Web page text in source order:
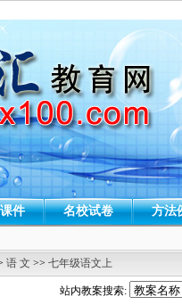
件 名校试卷 方法
语 文 >> 七年级语文上
站内教案搜索: